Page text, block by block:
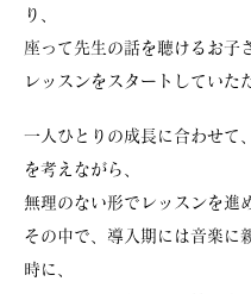
り、
座って先生の話を聴けるお子
レッスンをスタートしていた
一人ひとりの成長に合わせて
を考えながら、
無理のない形でレッスンを進
その中で、導入期には音楽に
時に、